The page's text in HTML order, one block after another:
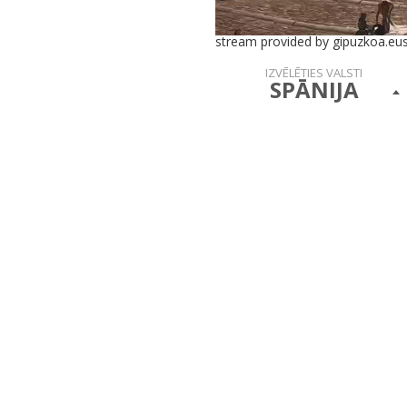
stream provided by gipuzkoa.eus
IZVĒLĒTIES VALSTI
SPĀNIJA